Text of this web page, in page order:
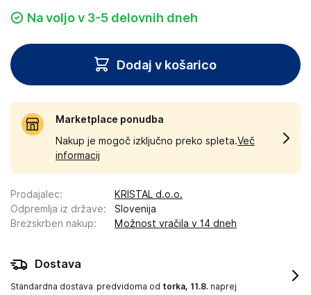
Na voljo v 3-5 delovnih dneh
Dodaj v košarico
Marketplace ponudba
Nakup je mogoč izključno preko spleta.Več
informacij
Prodajalec:
KRISTAL d.o.o.
Odpremlja iz države:
Slovenija
Brezskrben nakup: Možnost vračila v 14 dneh
Dostava
Standardna dostava predvidoma od torka, 11.8. naprej